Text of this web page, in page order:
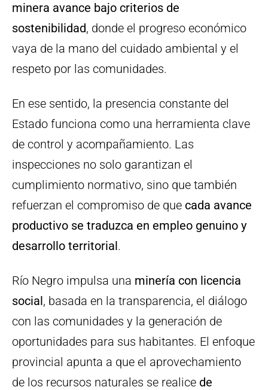
minera avance bajo criterios de
sostenibilidad, donde el progreso económico
vaya de la mano del cuidado ambiental y el
respeto por las comunidades.
En ese sentido, la presencia constante del
Estado funciona como una herramienta clave
de control y acompañamiento. Las
inspecciones no solo garantizan el
cumplimiento normativo, sino que también
refuerzan el compromiso de que cada avance
productivo se traduzca en empleo genuino y
desarrollo territorial.
Río Negro impulsa una minería con licencia
social, basada en la transparencia, el diálogo
con las comunidades y la generación de
oportunidades para sus habitantes. El enfoque
provincial apunta a que el aprovechamiento
de los recursos naturales se realice de